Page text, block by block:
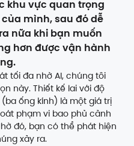
khu vực quan trọng
mình, sau đó dễ
nữa khi bạn muốn
hơn được vận hành
tối đa nhờ AI, chúng tôi
này. Thiết kế lai với độ
ống kính) là một giá trị
phạm vi bao phủ cảnh
đó, bạn có thể phát hiện
xảy ra.